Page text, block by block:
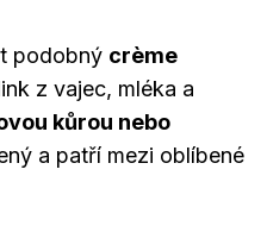
podobný crème
z vajec, mléka a
kůrou nebo
a patří mezi oblíbené